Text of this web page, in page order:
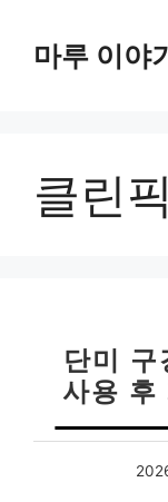
마루 이야
클린
단미
사용 후